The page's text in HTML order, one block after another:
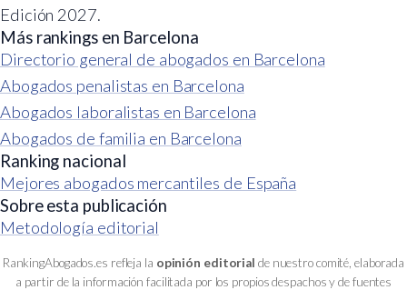
Edición 2027.
Más rankings en Barcelona
Directorio general de abogados en Barcelona
Abogados penalistas en Barcelona
Abogados laboralistas en Barcelona
Abogados de familia en Barcelona
Ranking nacional
Mejores abogados mercantiles de España
Sobre esta publicación
Metodología editorial
RankingAbogados.es refleja la opinión editorial de nuestro comité, elaborada
a partir de la información facilitada por los propios despachos y de fuentes